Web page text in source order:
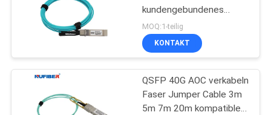
kundengebundenes
Hochgeschwindigkeits-
10Gb/S SFP+
MOQ:1-teilig
KONTAKT
QSFP 40G AOC verkabeln
Faser Jumper Cable 3m
5m 7m 20m kompatibles